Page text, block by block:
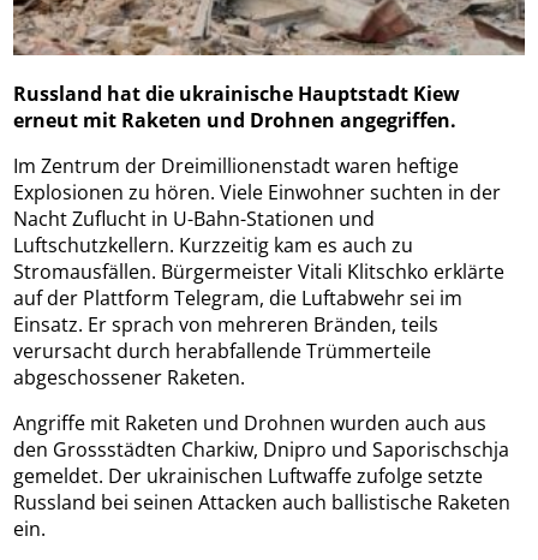
Russland hat die ukrainische Hauptstadt Kiew
erneut mit Raketen und Drohnen angegriffen.
Im Zentrum der Dreimillionenstadt waren heftige
Explosionen zu hören. Viele Einwohner suchten in der
Nacht Zuflucht in U-Bahn-Stationen und
Luftschutzkellern. Kurzzeitig kam es auch zu
Stromausfällen. Bürgermeister Vitali Klitschko erklärte
auf der Plattform Telegram, die Luftabwehr sei im
Einsatz. Er sprach von mehreren Bränden, teils
verursacht durch herabfallende Trümmerteile
abgeschossener Raketen.
Angriffe mit Raketen und Drohnen wurden auch aus
den Grossstädten Charkiw, Dnipro und Saporischschja
gemeldet. Der ukrainischen Luftwaffe zufolge setzte
Russland bei seinen Attacken auch ballistische Raketen
ein.